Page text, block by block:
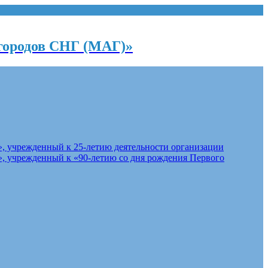
СНГ (МАГ)»
к 25-летию деятельности организации
к «90-летию со дня рождения Первого